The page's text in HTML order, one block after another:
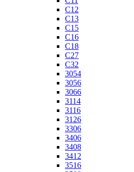
C12
C13
C15
C16
C18
C27
C32
3054
3056
3066
3114
3116
3126
3306
3406
3408
3412
3516